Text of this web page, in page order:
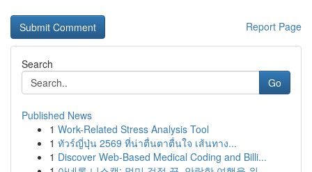
Report Page
Search
Go
Published News
1 Work-Related Stress Analysis Tool
1 ทัวร์ญี่ปุ่น 2569 ที่น่าตื่นตาตื่นใจ เส้นทาง...
1 Discover Web-Based Medical Coding and Billi...